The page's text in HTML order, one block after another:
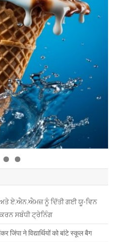
ਏ.ਐਨ.ਐਮਜ਼ ਨੂੰ ਦਿੱਤੀ ਗਈ ਯੂ-ਵਿਨ
ਸਬੰਧੀ ਟ੍ਰੇਨਿੰਗ
जिंपा ने विद्यार्थियों को बांटे स्कूल बैग